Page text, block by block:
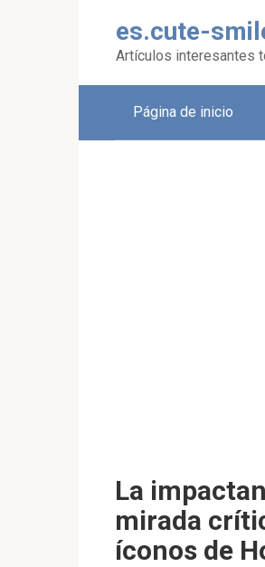
es.cute-
Artículos interesantes
Página de inicio
La
mirada
íconos de